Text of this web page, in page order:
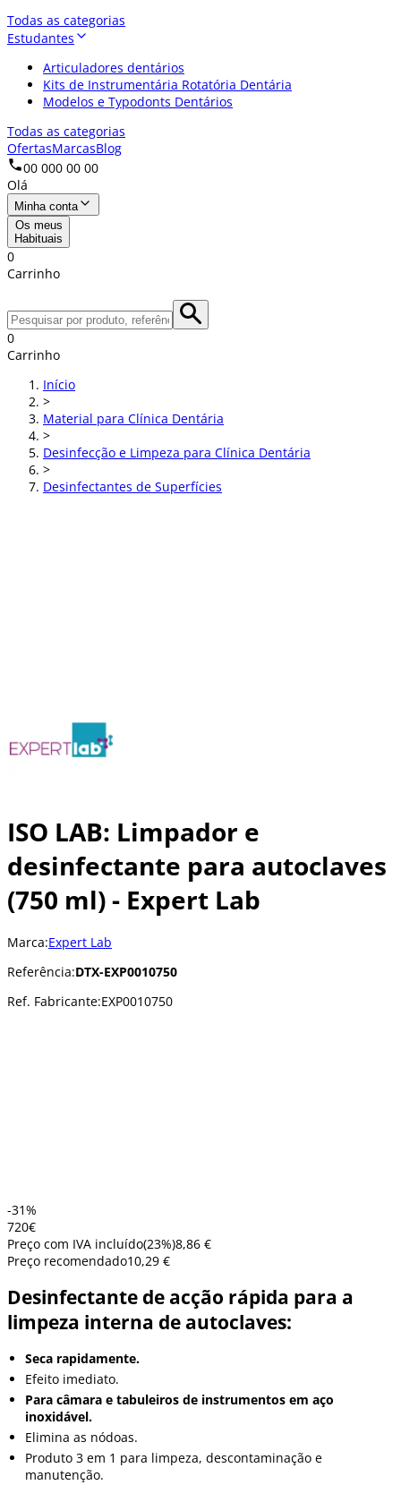
Todas as categorias
Estudantes
Articuladores dentários
Kits de Instrumentária Rotatória Dentária
Modelos e Typodonts Dentários
Todas as categorias
OfertasMarcasBlog
00 000 00 00
Olá
Minha conta
Os meus
Habituais
0
Carrinho
0
Carrinho
Início
>
Material para Clínica Dentária
>
Desinfecção e Limpeza para Clínica Dentária
>
Desinfectantes de Superfícies
ISO LAB: Limpador e
desinfectante para autoclaves
(750 ml) - Expert Lab
Marca:Expert Lab
Referência:DTX-EXP0010750
Ref. Fabricante:EXP0010750
-31%
720€
Preço com IVA incluído(23%)8,86 €
Preço recomendado10,29 €
Desinfectante de acção rápida para a
limpeza interna de autoclaves:
Seca rapidamente.
Efeito imediato.
Para câmara e tabuleiros de instrumentos em aço
inoxidável.
Elimina as nódoas.
Produto 3 em 1 para limpeza, descontaminação e
manutenção.